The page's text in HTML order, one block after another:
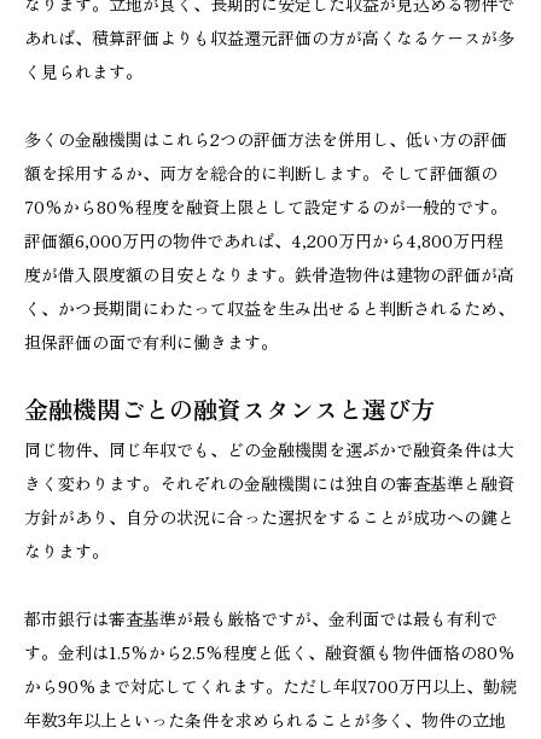
あれば、積算評価よりも収益還元評価の方が高くなるケースが多
く見られます。
多くの金融機関はこれら2つの評価方法を併用し、低い方の評価
額を採用するか、両方を総合的に判断します。そして評価額の
70%から80%程度を融資上限として設定するのが一般的です。
評価額6,000万円の物件であれば、4,200万円から4,800万円程
度が借入限度額の目安となります。鉄骨造物件は建物の評価が高
く、かつ長期間にわたって収益を生み出せると判断されるため、
担保評価の面で有利に働きます。
金融機関ごとの融資スタンスと選び方
同じ物件、同じ年収でも、どの金融機関を選ぶかで融資条件は大
きく変わります。それぞれの金融機関には独自の審査基準と融資
方針があり、自分の状況に合った選択をすることが成功への鍵と
なります。
都市銀行は審査基準が最も厳格ですが、金利面では最も有利で
す。金利は1.5%から2.5%程度と低く、融資額も物件価格の80%
から90%まで対応してくれます。ただし年収700万円以上、勤続
年数3年以上といった条件を求められることが多く、物件の立地